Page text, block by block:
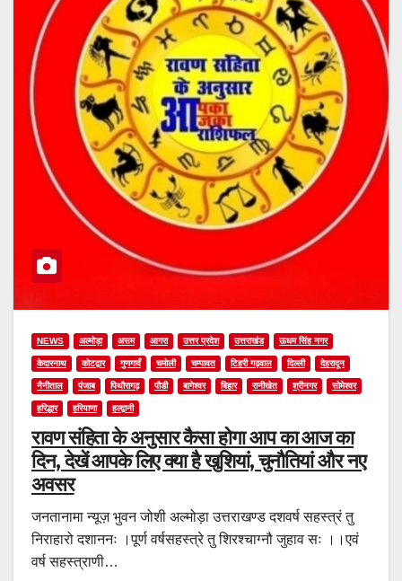
NEWS अल्मोड़ा असम आगरा उत्तर प्रदेश उत्तराखंड ऊधम सिंह नगर
केदारनाथ कोटद्वार गुणगावँ चमोली चम्पावत टिहरी गढ़वाल दिल्ली देहरादून
नैनीताल पंजाब पिथौरागढ़ पौडी बागेश्वर बिहार रानीखेत श्रीनगर सोमेश्वर
हरिद्धार हरियाणा हल्द्वानी
रावण संहिता के अनुसार कैसा होगा आप का आज का
दिन, देखें आपके लिए क्या है खुशियां, चुनौतियां और नए
अवसर
जनतानामा न्यूज़ भुवन जोशी अल्मोड़ा उत्तराखण्ड दशवर्ष सहस्त्रं तु
निराहारो दशाननः ।पूर्ण वर्षसहस्त्रे तु शिरश्चाग्नौ जुहाव सः ।।एवं
वर्ष सहस्त्राणी…